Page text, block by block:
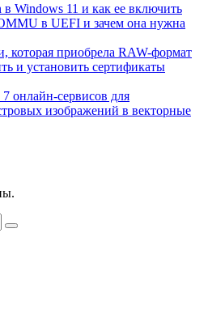
в Windows 11 и как ее включить
в UEFI и зачем она нужна
которая приобрела RAW-формат
и установить сертификаты
7 онлайн-сервисов для
изображений в векторные